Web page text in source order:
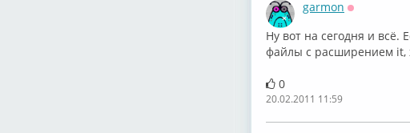
garmon
Ну вот на сегодня и
файлы с расширением it,
0
20.02.2011 11:59